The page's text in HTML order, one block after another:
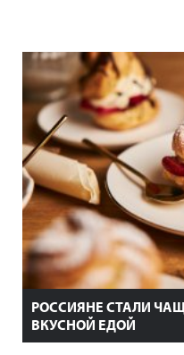
РОССИЯНЕ СТАЛИ
ВКУСНОЙ ЕДОЙ